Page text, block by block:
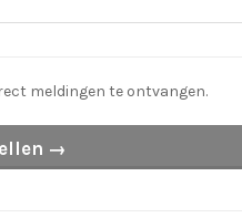
meldingen te ontvangen.
→